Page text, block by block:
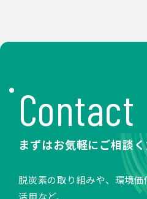
Contact
まずはお気軽にご相談
脱炭素の取り組みや、環境
活用など、